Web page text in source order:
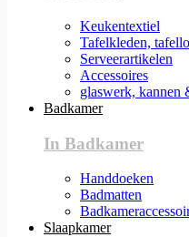
Keukentextiel
Tafelkleden,
Serveerartikelen
Accessoires
glaswerk, kannen
Badkamer
In Badkamer
Handdoeken
Badmatten
Slaapkamer